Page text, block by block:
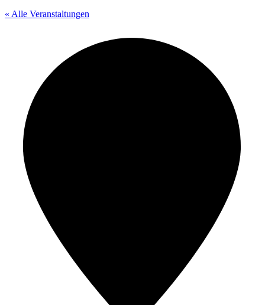
« Alle Veranstaltungen